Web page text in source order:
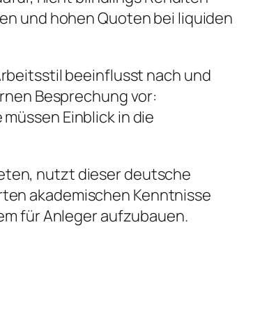
und hohen Quoten bei liquiden
beeinflusst nach und
Besprechung vor:
Einblick in die
nutzt dieser deutsche
akademischen Kenntnisse
für Anleger aufzubauen.